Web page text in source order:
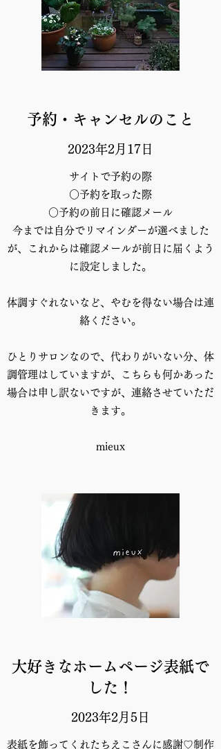
予約・キャンセルのこと
2023年2月17日
サイトで予約の際
○予約を取った際
○予約の前日に確認メール
今までは自分でリマインダーが選べました
が、これからは確認メールが前日に届くよう
に設定しました。
体調すぐれないなど、やむを得ない場合は連
絡ください。
ひとりサロンなので、代わりがいない分、体
調管理はしていますが、こちらも何かあった
場合は申し訳ないですが、連絡させていただ
きます。
mieux
大好きなホームページ表紙で
した！
2023年2月5日
表紙を飾ってくれたちえこさんに感謝♡制作